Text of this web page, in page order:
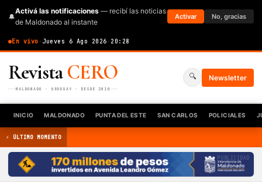
🔔
Activá las notificaciones — recibí las noticias
de Maldonado al instante
Activar No, gracias
En vivo · Jueves 6 Ago 2026 · 20:28
RevistaCERO
MALDONADO · URUGUAY · DESDE 2010
🔍 Newsletter
INICIO MALDONADO PUNTA DEL ESTE SAN CARLOS POLICIALES
⚡ ÚLTIMO MOMENTO
PUBLICIDAD